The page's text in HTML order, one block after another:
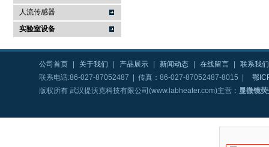
人流传感器
实验室设备
公司首页 关于我们 产品展示 新闻动态 在线留言
联系我们
联系电话:86-027-87052487 | 传真：86-027-87052487-8015 |
鄂
版权所有 武汉提沃克科技有限公司(www.labheater.com)主营： 显微镜